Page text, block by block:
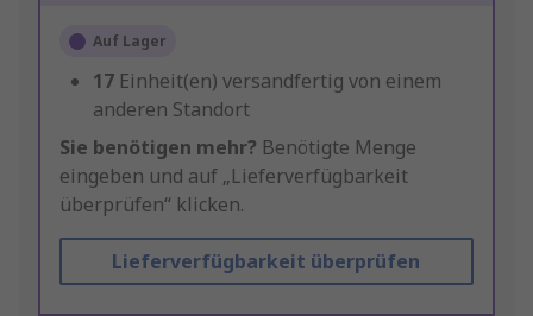
Auf Lager
17 Einheit(en) versandfertig von einem
anderen Standort
Sie benötigen mehr? Benötigte Menge
eingeben und auf „Lieferverfügbarkeit
überprüfen“ klicken.
Lieferverfügbarkeit überprüfen